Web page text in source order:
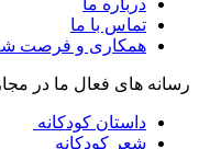
تماس با ما
همکاری و فرصت
رسانه های فعال ما در
داستان کودکانه
شعر کودکانه